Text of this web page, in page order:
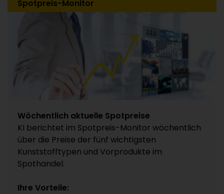
Spotpreis-Monitor
Wöchentlich aktuelle Spotpreise
KI berichtet im Spotpreis-Monitor wöchentlich
über die Preise der fünf wichtigsten
Kunststofftypen und Vorprodukte im
Spothandel.
Ihre Vorteile: